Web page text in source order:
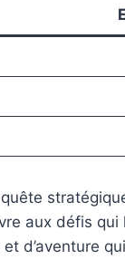
aux défis
d’aventure